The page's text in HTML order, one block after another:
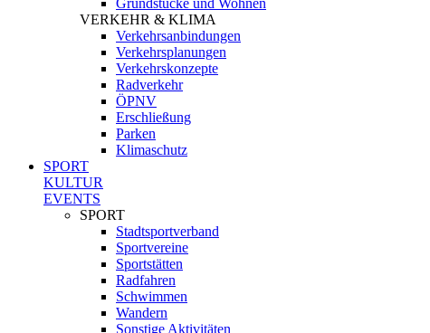
Grundstücke und Wohnen
VERKEHR & KLIMA
Verkehrsanbindungen
Verkehrsplanungen
Verkehrskonzepte
Radverkehr
ÖPNV
Erschließung
Parken
Klimaschutz
SPORT
KULTUR
EVENTS
SPORT
Stadtsportverband
Sportvereine
Sportstätten
Radfahren
Schwimmen
Wandern
Sonstige Aktivitäten